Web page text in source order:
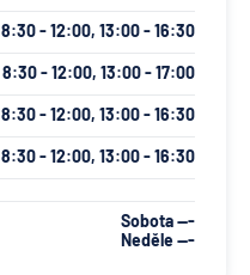
8:30 - 12:00, 13:00 - 16:30
8:30 - 12:00, 13:00 - 17:00
8:30 - 12:00, 13:00 - 16:30
8:30 - 12:00, 13:00 - 16:30
Sobota ---
Neděle ---